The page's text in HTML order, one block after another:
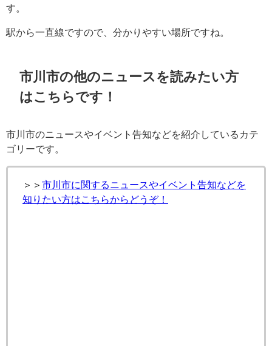
す。
駅から一直線ですので、分かりやすい場所ですね。
市川市の他のニュースを読みたい方
はこちらです！
市川市のニュースやイベント告知などを紹介しているカテ
ゴリーです。
＞＞ 市川市に関するニュースやイベント告知などを
知りたい方はこちらからどうぞ！